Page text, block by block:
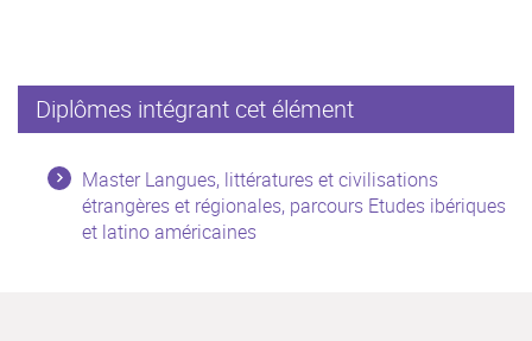
Diplômes intégrant cet élément
Master Langues, littératures et civilisations
étrangères et régionales, parcours Etudes ibériques
et latino américaines